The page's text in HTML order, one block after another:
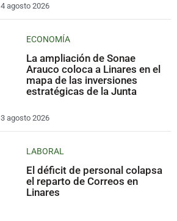
4 agosto 2026
ECONOMÍA
La ampliación de Sonae
Arauco coloca a Linares en el
mapa de las inversiones
estratégicas de la Junta
3 agosto 2026
LABORAL
El déficit de personal colapsa
el reparto de Correos en
Linares